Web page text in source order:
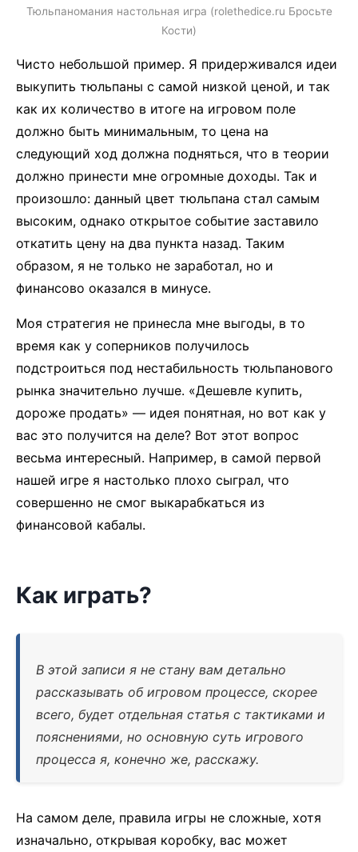
Тюльпаномания настольная игра (rolethedice.ru Бросьте
Кости)
Чисто небольшой пример. Я придерживался идеи
выкупить тюльпаны с самой низкой ценой, и так
как их количество в итоге на игровом поле
должно быть минимальным, то цена на
следующий ход должна подняться, что в теории
должно принести мне огромные доходы. Так и
произошло: данный цвет тюльпана стал самым
высоким, однако открытое событие заставило
откатить цену на два пункта назад. Таким
образом, я не только не заработал, но и
финансово оказался в минусе.
Моя стратегия не принесла мне выгоды, в то
время как у соперников получилось
подстроиться под нестабильность тюльпанового
рынка значительно лучше. «Дешевле купить,
дороже продать» — идея понятная, но вот как у
вас это получится на деле? Вот этот вопрос
весьма интересный. Например, в самой первой
нашей игре я настолько плохо сыграл, что
совершенно не смог выкарабкаться из
финансовой кабалы.
Как играть?
В этой записи я не стану вам детально
рассказывать об игровом процессе, скорее
всего, будет отдельная статья с тактиками и
пояснениями, но основную суть игрового
процесса я, конечно же, расскажу.
На самом деле, правила игры не сложные, хотя
изначально, открывая коробку, вас может